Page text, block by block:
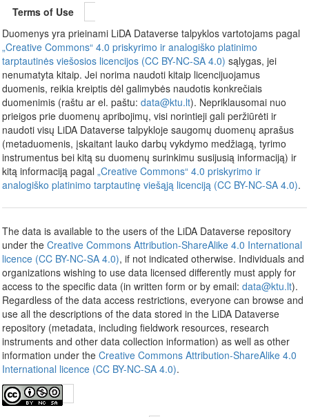
Terms of Use
Duomenys yra prieinami LiDA Dataverse talpyklos vartotojams pagal
„Creative Commons“ 4.0 priskyrimo ir analogiško platinimo
tarptautinės viešosios licencijos (CC BY-NC-SA 4.0) sąlygas, jei
nenumatyta kitaip. Jei norima naudoti kitaip licencijuojamus
duomenis, reikia kreiptis dėl galimybės naudotis konkrečiais
duomenimis (raštu ar el. paštu: data@ktu.lt). Nepriklausomai nuo
prieigos prie duomenų apribojimų, visi norintieji gali peržiūrėti ir
naudoti visų LiDA Dataverse talpykloje saugomų duomenų aprašus
(metaduomenis, įskaitant lauko darbų vykdymo medžiagą, tyrimo
instrumentus bei kitą su duomenų surinkimu susijusią informaciją) ir
kitą informaciją pagal „Creative Commons“ 4.0 priskyrimo ir
analogiško platinimo tarptautinę viešąją licenciją (CC BY-NC-SA 4.0).
The data is available to the users of the LiDA Dataverse repository
under the Creative Commons Attribution-ShareAlike 4.0 International
licence (CC BY-NC-SA 4.0), if not indicated otherwise. Individuals and
organizations wishing to use data licensed differently must apply for
access to the specific data (in written form or by email: data@ktu.lt).
Regardless of the data access restrictions, everyone can browse and
use all the descriptions of the data stored in the LiDA Dataverse
repository (metadata, including fieldwork resources, research
instruments and other data collection information) as well as other
information under the Creative Commons Attribution-ShareAlike 4.0
International licence (CC BY-NC-SA 4.0).